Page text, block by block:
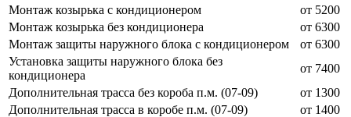
Монтаж козырька с кондиционером
от 5200
Монтаж козырька без кондиционера
от 6300
Монтаж защиты наружного блока с кондиционером
от 6300
Установка защиты наружного блока без
кондиционера
от 7400
Дополнительная трасса без короба п.м. (07-09)
от 1300
Дополнительная трасса в коробе п.м. (07-09)
от 1400